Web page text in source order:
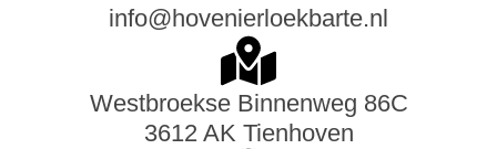
info@hovenierloekbarte.nl
Westbroekse Binnenweg 86C
3612 AK Tienhoven